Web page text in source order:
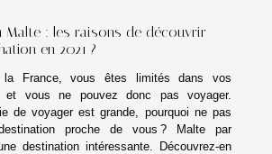
Malte : les raisons de découvrir
en 2021 ?
la France, vous êtes limités dans vos
et vous ne pouvez donc pas voyager.
de voyager est grande, pourquoi ne pas
proche de vous ? Malte par
destination intéressante. Découvrez-en